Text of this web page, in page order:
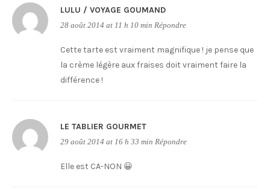
LULU / VOYAGE GOUMAND
28 août 2014 at 11 h 10 min Répondre
Cette tarte est vraiment magnifique ! je pense que
la crème légère aux fraises doit vraiment faire la
différence !
LE TABLIER GOURMET
29 août 2014 at 16 h 33 min Répondre
Elle est CA-NON 😀